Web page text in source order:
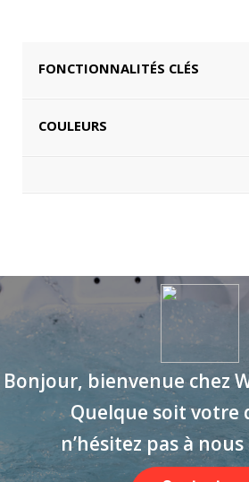
FONCTIONNALITÉS CLÉS
COULEURS
Bonjour, bienvenue chez
Quelque soit votre
n’hésitez pas à